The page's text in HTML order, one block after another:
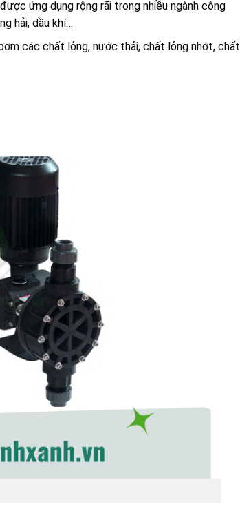
ứng dụng rộng rãi trong nhiều ngành công
hải, dầu khí…
các chất lỏng, nước thải, chất lỏng nhớt, chất